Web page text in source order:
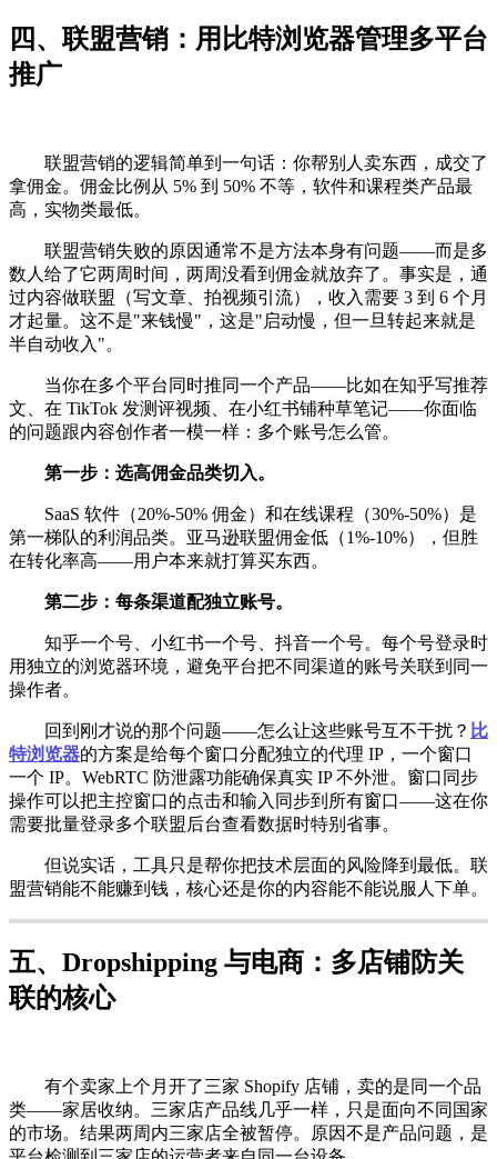
四、联盟营销：用比特浏览器管理多平台
推广
联盟营销的逻辑简单到一句话：你帮别人卖东西，成交了
拿佣金。佣金比例从 5% 到 50% 不等，软件和课程类产品最
高，实物类最低。
联盟营销失败的原因通常不是方法本身有问题——而是多
数人给了它两周时间，两周没看到佣金就放弃了。事实是，通
过内容做联盟（写文章、拍视频引流），收入需要 3 到 6 个月
才起量。这不是"来钱慢"，这是"启动慢，但一旦转起来就是
半自动收入"。
当你在多个平台同时推同一个产品——比如在知乎写推荐
文、在 TikTok 发测评视频、在小红书铺种草笔记——你面临
的问题跟内容创作者一模一样：多个账号怎么管。
第一步：选高佣金品类切入。
SaaS 软件（20%-50% 佣金）和在线课程（30%-50%）是
第一梯队的利润品类。亚马逊联盟佣金低（1%-10%），但胜
在转化率高——用户本来就打算买东西。
第二步：每条渠道配独立账号。
知乎一个号、小红书一个号、抖音一个号。每个号登录时
用独立的浏览器环境，避免平台把不同渠道的账号关联到同一
操作者。
回到刚才说的那个问题——怎么让这些账号互不干扰？ 比
特浏览器的方案是给每个窗口分配独立的代理 IP，一个窗口
一个 IP。WebRTC 防泄露功能确保真实 IP 不外泄。窗口同步
操作可以把主控窗口的点击和输入同步到所有窗口——这在你
需要批量登录多个联盟后台查看数据时特别省事。
但说实话，工具只是帮你把技术层面的风险降到最低。联
盟营销能不能赚到钱，核心还是你的内容能不能说服人下单。
五、Dropshipping 与电商：多店铺防关
联的核心
有个卖家上个月开了三家 Shopify 店铺，卖的是同一个品
类——家居收纳。三家店产品线几乎一样，只是面向不同国家
的市场。结果两周内三家店全被暂停。原因不是产品问题，是